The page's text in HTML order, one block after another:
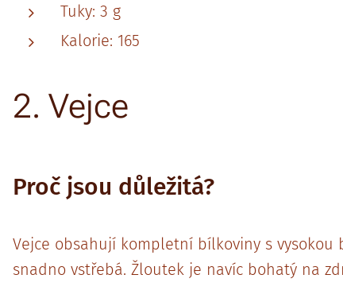
Tuky: 3 g
Kalorie: 165
2. Vejce
Proč jsou důležitá?
Vejce obsahují kompletní bílkoviny s
snadno vstřebá. Žloutek je navíc bohatý na